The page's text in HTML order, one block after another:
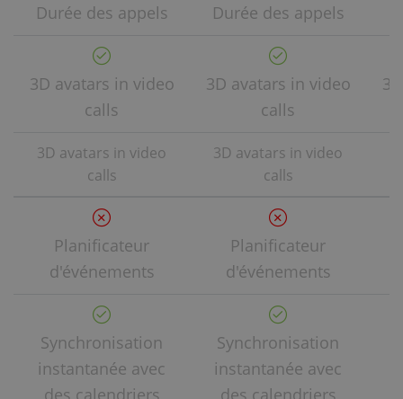
Durée des appels
Durée des appels
3D avatars in video
calls
3D avatars in video
calls
3D avatars in video
calls
3D avatars in video
calls
Planificateur
d'événements
Planificateur
d'événements
Synchronisation
instantanée avec
des calendriers
Synchronisation
instantanée avec
des calendriers